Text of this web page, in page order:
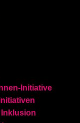
Initiative